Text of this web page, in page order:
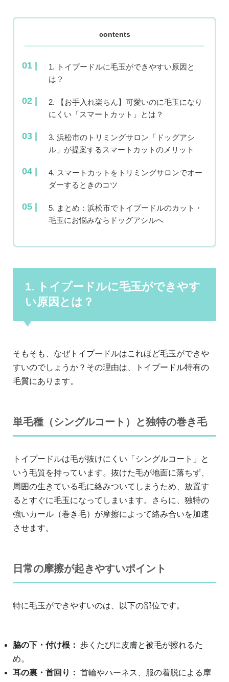
contents
1. トイプードルに毛玉ができやすい原因と
は？
2. 【お手入れ楽ちん】可愛いのに毛玉になり
にくい「スマートカット」とは？
3. 浜松市のトリミングサロン「ドッグアシ
ル」が提案するスマートカットのメリット
4. スマートカットをトリミングサロンでオー
ダーするときのコツ
5. まとめ：浜松市でトイプードルのカット・
毛玉にお悩みならドッグアシルへ
1. トイプードルに毛玉ができやす
い原因とは？
そもそも、なぜトイプードルはこれほど毛玉ができや
すいのでしょうか？その理由は、トイプードル特有の
毛質にあります。
単毛種（シングルコート）と独特の巻き毛
トイプードルは毛が抜けにくい「シングルコート」と
いう毛質を持っています。抜けた毛が地面に落ちず、
周囲の生きている毛に絡みついてしまうため、放置す
るとすぐに毛玉になってしまいます。さらに、独特の
強いカール（巻き毛）が摩擦によって絡み合いを加速
させます。
日常の摩擦が起きやすいポイント
特に毛玉ができやすいのは、以下の部位です。
脇の下・付け根： 歩くたびに皮膚と被毛が擦れるた
め。
耳の裏・首回り： 首輪やハーネス、服の着脱による摩